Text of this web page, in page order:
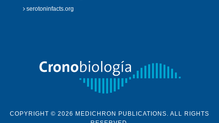
serotoninfacts.org
COPYRIGHT © 2026 MEDICHRON PUBLICATIONS. ALL RIGHTS